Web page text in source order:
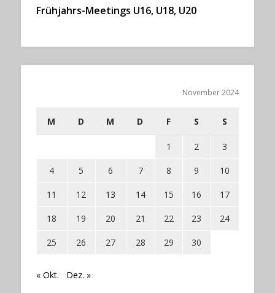
Frühjahrs-Meetings U16, U18, U20
November 2024
M D M D F S S
1 2 3
4 5 6 7 8 9 10
11 12 13 14 15 16 17
18 19 20 21 22 23 24
25 26 27 28 29 30
« Okt. Dez. »